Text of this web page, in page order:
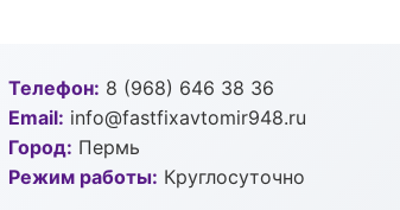
Телефон: 8 (968) 646 38 36
Email: info@fastfixavtomir948.ru
Город: Пермь
Режим работы: Круглосуточно